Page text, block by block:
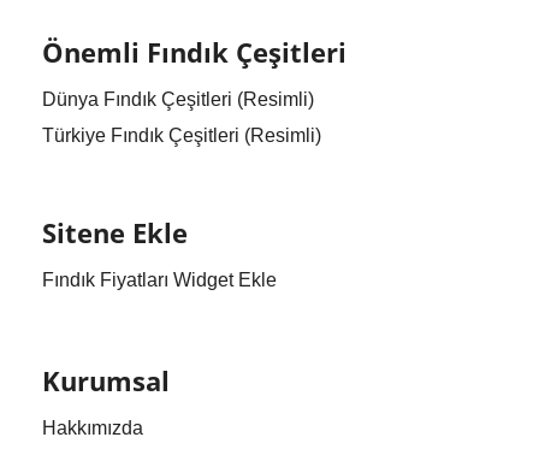
Önemli Fındık Çeşitleri
Dünya Fındık Çeşitleri (Resimli)
Türkiye Fındık Çeşitleri (Resimli)
Sitene Ekle
Fındık Fiyatları Widget Ekle
Kurumsal
Hakkımızda